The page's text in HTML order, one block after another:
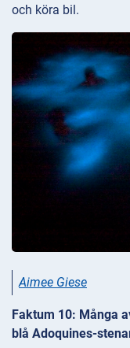
och köra bil.
Aimee Giese
Faktum 10: Många
blå Adoquines-